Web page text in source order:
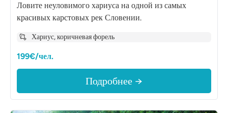
Ловите неуловимого хариуса на одной из самых
красивых карстовых рек Словении.
Хариус, коричневая форель
199€/чел.
Подробнее →